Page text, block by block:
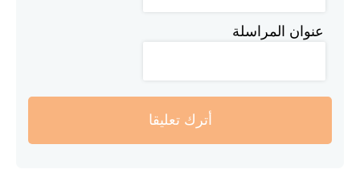
عنوان المراسلة
أترك تعليقا